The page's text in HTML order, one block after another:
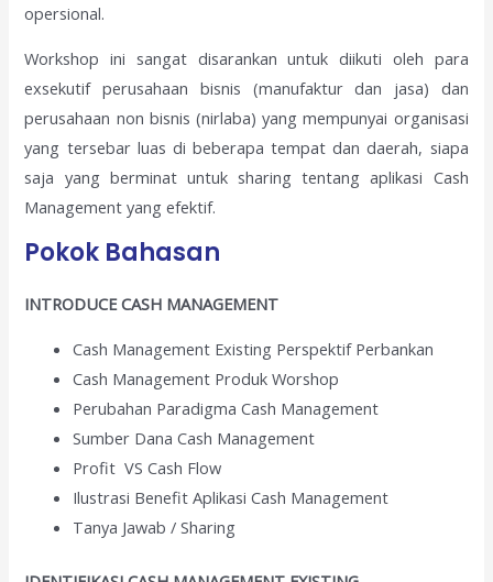
opersional.
Workshop ini sangat disarankan untuk diikuti oleh para
exsekutif perusahaan bisnis (manufaktur dan jasa) dan
perusahaan non bisnis (nirlaba) yang mempunyai organisasi
yang tersebar luas di beberapa tempat dan daerah, siapa
saja yang berminat untuk sharing tentang aplikasi Cash
Management yang efektif.
Pokok Bahasan
INTRODUCE CASH MANAGEMENT
Cash Management Existing Perspektif Perbankan
Cash Management Produk Worshop
Perubahan Paradigma Cash Management
Sumber Dana Cash Management
Profit VS Cash Flow
Ilustrasi Benefit Aplikasi Cash Management
Tanya Jawab / Sharing